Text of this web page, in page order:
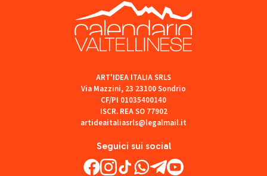
Seguici sui social
ART'IDEA ITALIA SRLS
Via Mazzini, 23 23100 Sondrio
CF/PI 01035400140
ISCR. REA SO 77902
artideaitaliasrls@legalmail.it